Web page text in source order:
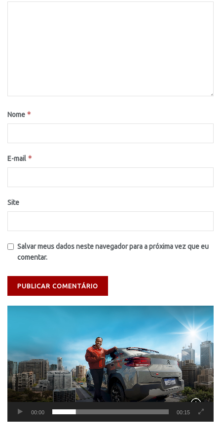
Nome *
E-mail *
Site
Salvar meus dados neste navegador para a próxima vez que eu
comentar.
00:00 00:15